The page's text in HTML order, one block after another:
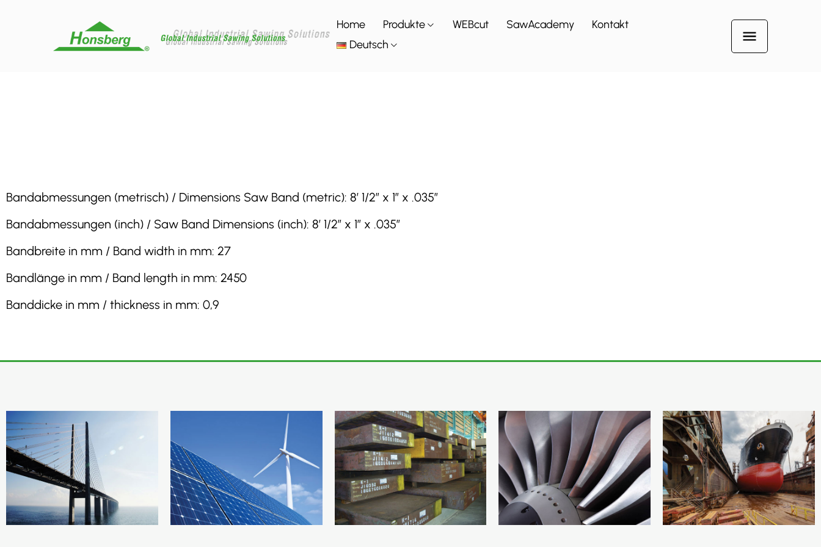
Home Produkte WEBcut SawAcademy
Kontakt
Deutsch
Bandabmessungen (metrisch) / Dimensions Saw Band (metric): 8′ 1/2″ x 1″ x .035″
Bandabmessungen (inch) / Saw Band Dimensions (inch): 8′ 1/2″ x 1″ x .035″
Bandbreite in mm / Band width in mm: 27
Bandlänge in mm / Band length in mm: 2450
Banddicke in mm / thickness in mm: 0,9